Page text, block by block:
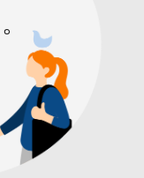
Play で手に入れよう